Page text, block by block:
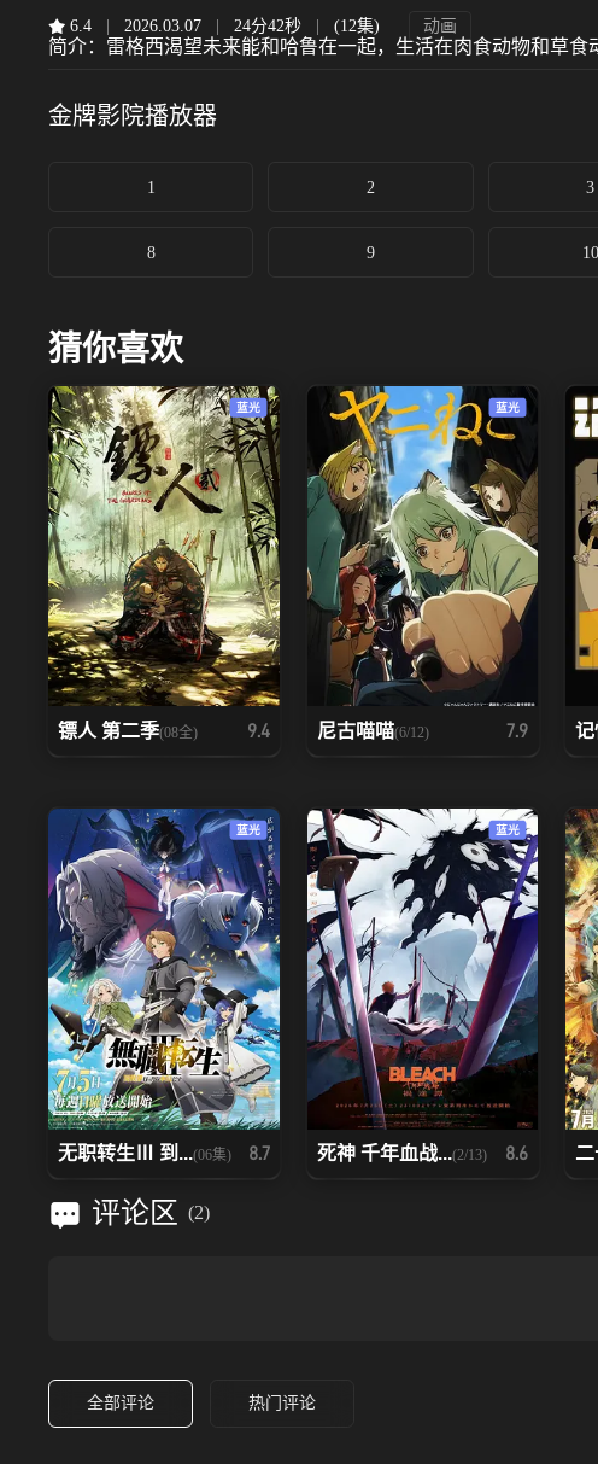
6.4 2026.03.07 24分42秒 (12集) 动画
简介： 雷格西渴望未来能和哈鲁在一起，生活在肉食动物和草
金牌影院播放器
1 2 3
8 9 10
猜你喜欢
蓝光
镖人 第二季(08全) 9.4
蓝光
尼古喵喵(6/12) 7.9 记
蓝光
无职转生Ⅲ 到...(06集) 8.7
蓝光
死神 千年血战...(2/13) 8.6
评论区 (2)
全部评论 热门评论